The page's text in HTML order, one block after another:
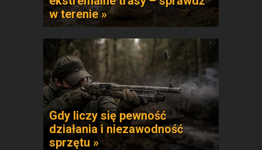
w terenie »
Gdy liczy się pewność
działania i niezawodność
sprzętu »